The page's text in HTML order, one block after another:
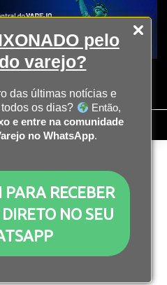
pelo
varejo?
das últimas notícias e
os dias?
Então,
e entre na comunidade
no WhatsApp.
RECEBER
NO SEU
"varejo ampliado"
atrás
para participar do
atrás